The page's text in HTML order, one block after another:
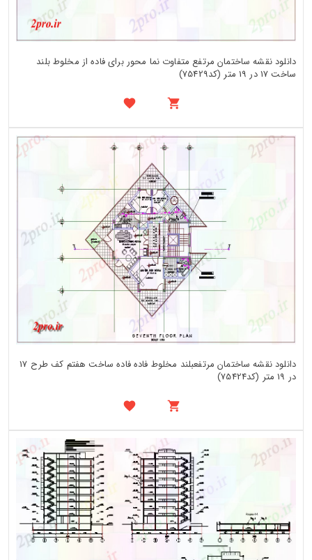
دانلود نقشه ساختمان مرتفع متفاوت نما محور برای فاده از مخلوط بلند
ساخت 17 در 19 متر (کد75429)
دانلود نقشه ساختمان مرتفعبلند مخلوط فاده فاده ساخت هفتم کف طرح 17
در 19 متر (کد75424)